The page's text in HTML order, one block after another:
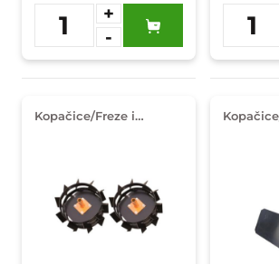
1
+
-
Dodaj u
omiljene
1
Dodaj u
omiljene
Kopačice/Freze i